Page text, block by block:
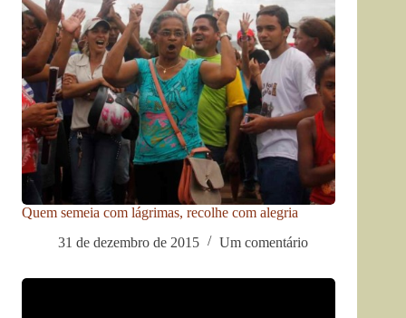
Quem semeia com lágrimas, recolhe com alegria
31 de dezembro de 2015
Um comentário